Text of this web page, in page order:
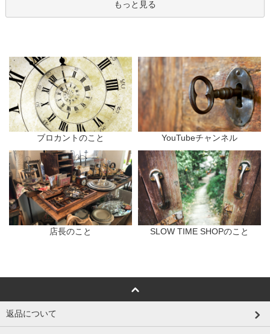
もっと見る
ブロカントのこと YouTubeチャンネル
店長のこと SLOW TIME SHOPのこと
返品について